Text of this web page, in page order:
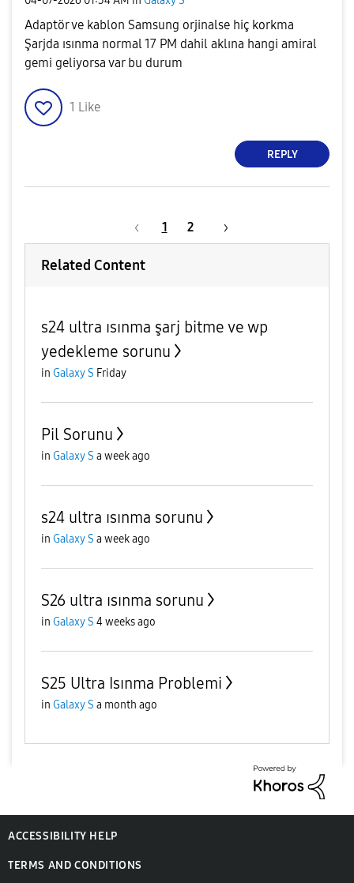
Adaptör ve kablon Samsung orjinalse hiç korkma
Şarjda ısınma normal 17 PM dahil aklına hangi amiral
gemi geliyorsa var bu durum
1 Like
REPLY
1 2
Related Content
s24 ultra ısınma şarj bitme ve wp
yedekleme sorunu
in Galaxy S Friday
Pil Sorunu
in Galaxy S a week ago
s24 ultra ısınma sorunu
in Galaxy S a week ago
S26 ultra ısınma sorunu
in Galaxy S 4 weeks ago
S25 Ultra Isınma Problemi
in Galaxy S a month ago
ACCESSIBILITY HELP
TERMS AND CONDITIONS